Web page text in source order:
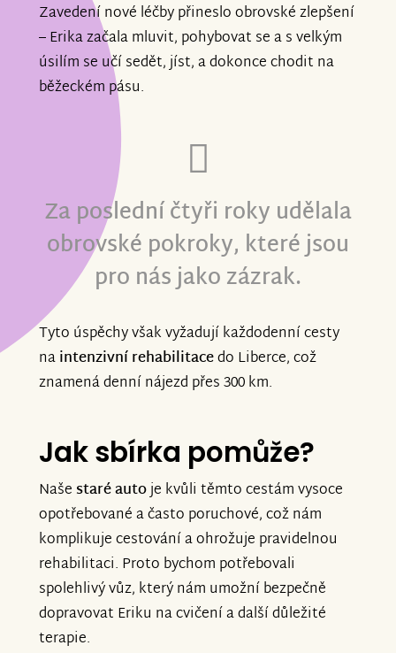
Zavedení nové léčby přineslo obrovské zlepšení
– Erika začala mluvit, pohybovat se a s velkým
úsilím se učí sedět, jíst, a dokonce chodit na
běžeckém pásu.
Za poslední čtyři roky udělala
obrovské pokroky, které jsou
pro nás jako zázrak.
Tyto úspěchy však vyžadují každodenní cesty
naintenzivní rehabilitacedo Liberce, což
znamená denní nájezd přes 300 km.
Jak sbírka pomůže?
Našestaré autoje kvůli těmto cestám vysoce
opotřebované a často poruchové, což nám
komplikuje cestování a ohrožuje pravidelnou
rehabilitaci. Proto bychom potřebovali
spolehlivý vůz, který nám umožní bezpečně
dopravovat Eriku na cvičení a další důležité
terapie.